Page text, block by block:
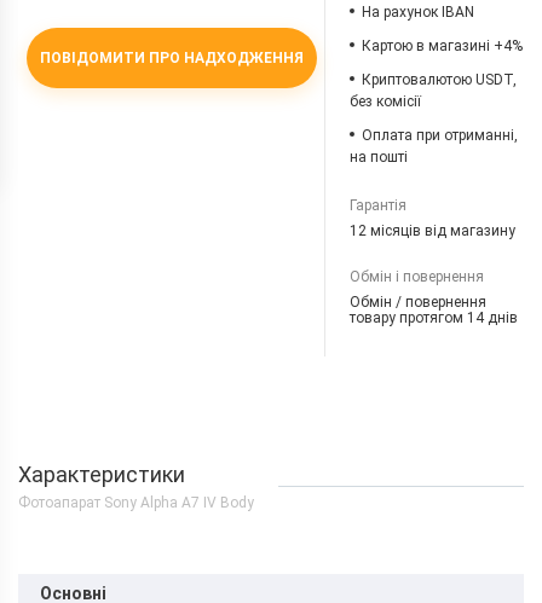
ПОВІДОМИТИ ПРО НАДХОДЖЕННЯ
На рахунок IBAN
Картою в магазині +4%
Криптовалютою USDT,
без комісії
Оплата при отриманні,
на пошті
Гарантія
12 місяців від магазину
Обмін і повернення
Обмін / повернення
товару протягом 14 днів
Характеристики
Фотоапарат Sony Alpha A7 IV Body
Основні